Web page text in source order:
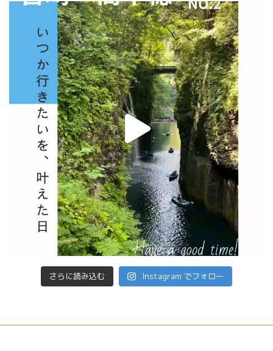
さらに読み込む Instagram でフォロー